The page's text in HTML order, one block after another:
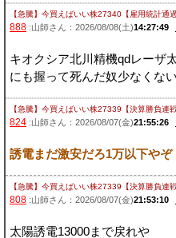
【急騰】今買えばいい株27340【雇用統計通過
888 :山師さん：2026/08/08(土)14:27:49
キオクシア北川精機qdレーザ
にも握って死んだ奴少なくな
【急騰】今買えばいい株27339【決算勝負連戦
824 :山師さん：2026/08/07(金)21:55:26
誘電まだ激安だろ1万以下やぞ
【急騰】今買えばいい株27339【決算勝負連
808 :山師さん：2026/08/07(金)21:53:10
太陽誘電13000まで戻れや